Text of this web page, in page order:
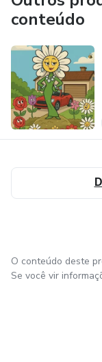
conteúdo
O conteúdo deste
Se você vir